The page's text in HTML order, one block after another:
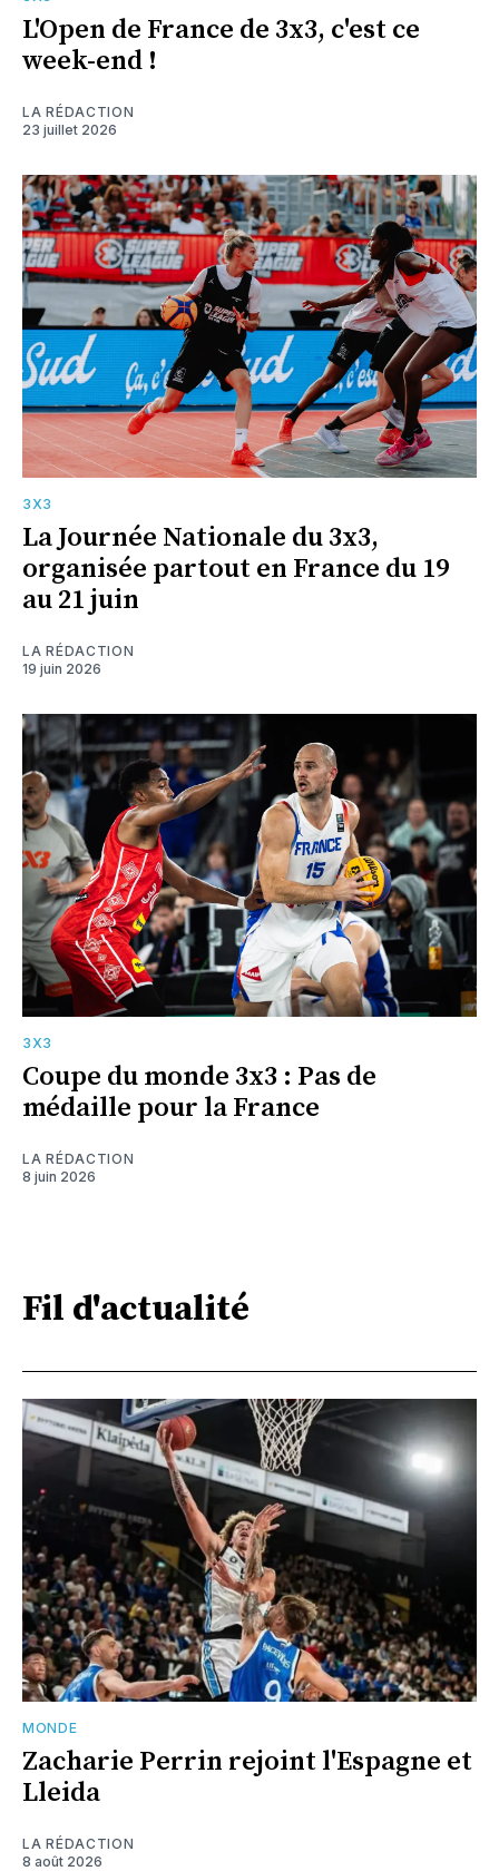
L'Open de France de 3x3, c'est ce
week-end !
LA RÉDACTION
23 juillet 2026
3X3
La Journée Nationale du 3x3,
organisée partout en France du 19
au 21 juin
LA RÉDACTION
19 juin 2026
3X3
Coupe du monde 3x3 : Pas de
médaille pour la France
LA RÉDACTION
8 juin 2026
Fil d'actualité
MONDE
Zacharie Perrin rejoint l'Espagne et
Lleida
LA RÉDACTION
8 août 2026